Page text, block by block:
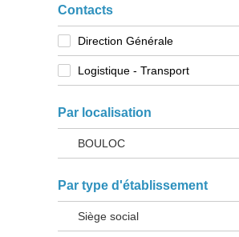
Contacts
Direction Générale
Logistique - Transport
Par localisation
BOULOC
Par type d'établissement
Siège social